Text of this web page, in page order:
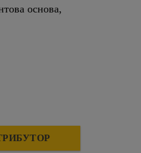
основа,